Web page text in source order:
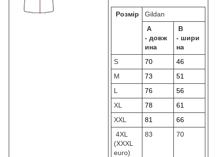
Розмір
Gildan
A
- довж
ина
B
- шири
на
S
70
46
M
73
51
L
76
56
XL
78
61
XXL
81
66
4XL
(XXXL
euro)
83 70